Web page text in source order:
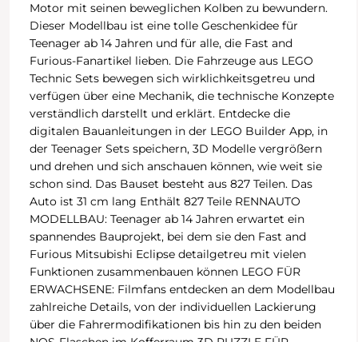
Motor mit seinen beweglichen Kolben zu bewundern.
Dieser Modellbau ist eine tolle Geschenkidee für
Teenager ab 14 Jahren und für alle, die Fast and
Furious-Fanartikel lieben. Die Fahrzeuge aus LEGO
Technic Sets bewegen sich wirklichkeitsgetreu und
verfügen über eine Mechanik, die technische Konzepte
verständlich darstellt und erklärt. Entdecke die
digitalen Bauanleitungen in der LEGO Builder App, in
der Teenager Sets speichern, 3D Modelle vergrößern
und drehen und sich anschauen können, wie weit sie
schon sind. Das Bauset besteht aus 827 Teilen. Das
Auto ist 31 cm lang Enthält 827 Teile RENNAUTO
MODELLBAU: Teenager ab 14 Jahren erwartet ein
spannendes Bauprojekt, bei dem sie den Fast and
Furious Mitsubishi Eclipse detailgetreu mit vielen
Funktionen zusammenbauen können LEGO FÜR
ERWACHSENE: Filmfans entdecken an dem Modellbau
zahlreiche Details, von der individuellen Lackierung
über die Fahrermodifikationen bis hin zu den beiden